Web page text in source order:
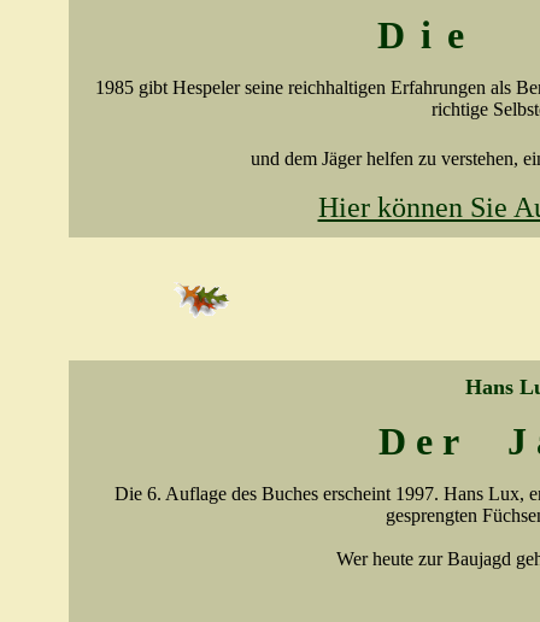
Die
1985 gibt Hespeler seine reichhaltigen Erfahrungen als
richtige
und dem Jäger helfen zu verstehen,
Hier können Sie
Hans
Der
Die 6. Auflage des Buches erscheint 1997. Hans Lux,
gesprengten
Wer heute zur Baujagd